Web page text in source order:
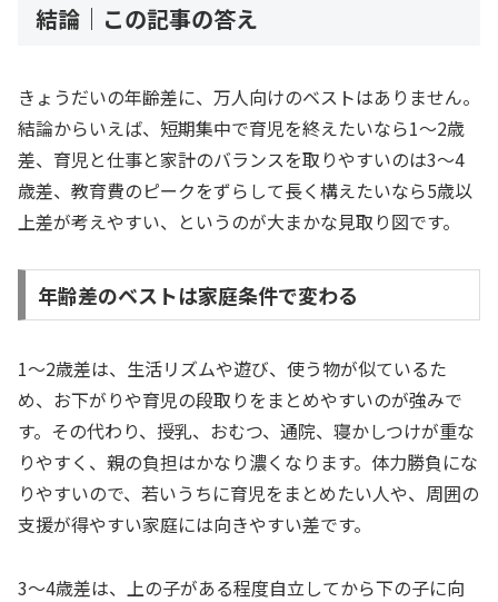
結論｜この記事の答え
きょうだいの年齢差に、万人向けのベストはありません。
結論からいえば、短期集中で育児を終えたいなら1〜2歳
差、育児と仕事と家計のバランスを取りやすいのは3〜4
歳差、教育費のピークをずらして長く構えたいなら5歳以
上差が考えやすい、というのが大まかな見取り図です。
年齢差のベストは家庭条件で変わる
1〜2歳差は、生活リズムや遊び、使う物が似ているた
め、お下がりや育児の段取りをまとめやすいのが強みで
す。その代わり、授乳、おむつ、通院、寝かしつけが重な
りやすく、親の負担はかなり濃くなります。体力勝負にな
りやすいので、若いうちに育児をまとめたい人や、周囲の
支援が得やすい家庭には向きやすい差です。
3〜4歳差は、上の子がある程度自立してから下の子に向